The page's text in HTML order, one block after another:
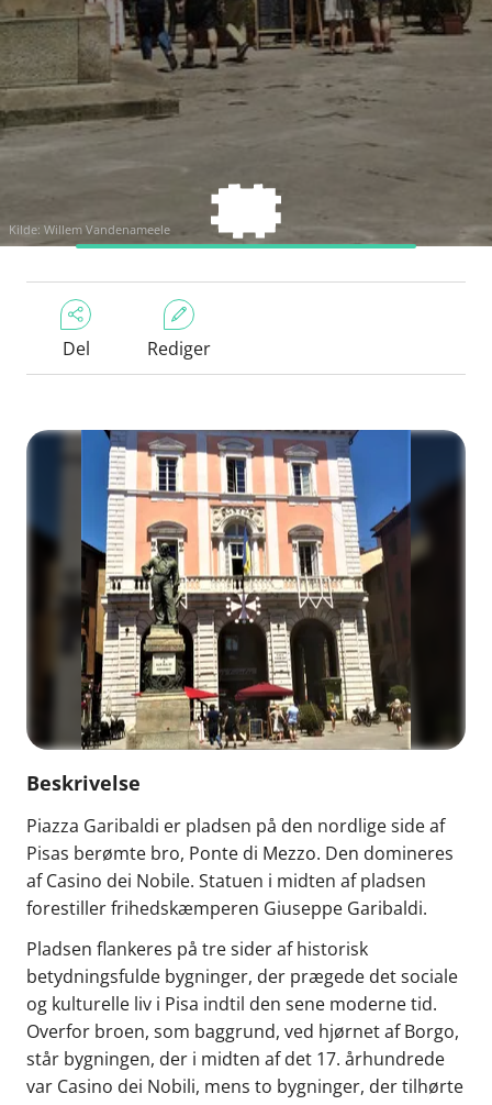
Kilde: Willem Vandenameele
Del Rediger
Beskrivelse
Piazza Garibaldi er pladsen på den nordlige side af
Pisas berømte bro, Ponte di Mezzo. Den domineres
af Casino dei Nobile. Statuen i midten af pladsen
forestiller frihedskæmperen Giuseppe Garibaldi.
Pladsen flankeres på tre sider af historisk
betydningsfulde bygninger, der prægede det sociale
og kulturelle liv i Pisa indtil den sene moderne tid.
Overfor broen, som baggrund, ved hjørnet af Borgo,
står bygningen, der i midten af det 17. århundrede
var Casino dei Nobili, mens to bygninger, der tilhørte